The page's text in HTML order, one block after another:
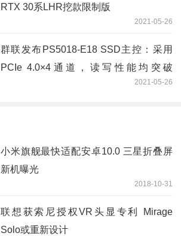
RTX 30系LHR挖款限制版
2021-05-26
群联发布PS5018-E18 SSD主控：采用
PCIe 4.0×4通道，读写性能均突破
2021-05-26
小米旗舰最快适配安卓10.0 三星折叠屏
新机曝光
2018-10-31
联想获索尼授权VR头显专利 Mirage
Solo或重新设计